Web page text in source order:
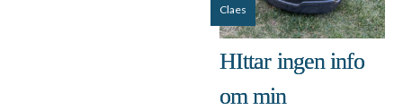
Claes
HIttar ingen info
om min